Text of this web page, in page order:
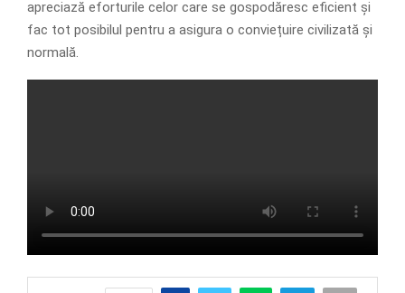
apreciază eforturile celor care se gospodăresc eficient și
fac tot posibilul pentru a asigura o conviețuire civilizată și
normală.